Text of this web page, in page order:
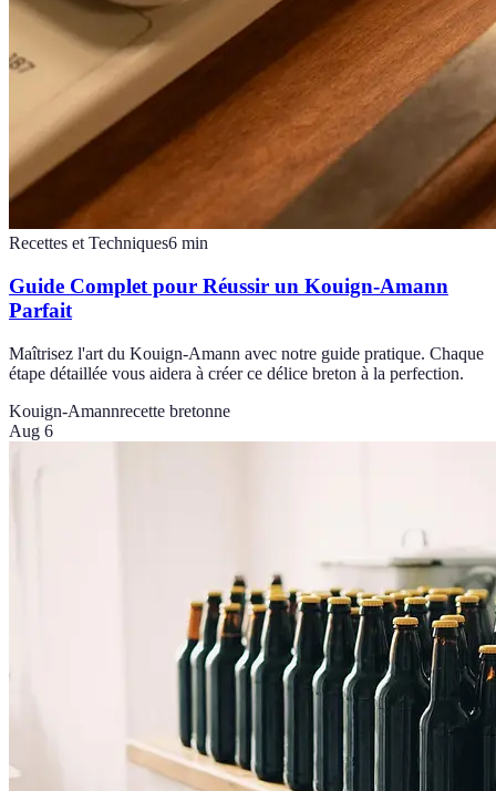
Recettes et Techniques6 min
Guide Complet pour Réussir un Kouign-Amann
Parfait
Maîtrisez l'art du Kouign-Amann avec notre guide pratique. Chaque
étape détaillée vous aidera à créer ce délice breton à la perfection.
Kouign-Amannrecette bretonne
Aug 6